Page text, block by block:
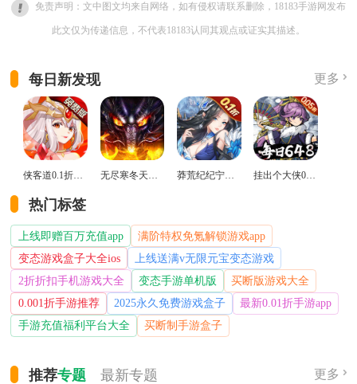
免责声明：文中图文均来自网络，如有侵权请联系删除，18183手游网发布
此文仅为传递信息，不代表18183认同其观点或证实其描述。
每日新发现 更多
莽荒纪纪宁传奇0.1折送无限连抽版
热门标签
上线即赠百万充值app
满阶特权免氪解锁游戏app
变态游戏盒子大全ios
上线送满v无限元宝变态游戏
2折折扣手机游戏大全
变态手游单机版
买断版游戏大全
0.001折手游推荐
2025永久免费游戏盒子
最新0.01折手游app
手游充值福利平台大全
买断制手游盒子
推荐专题 最新专题 更多